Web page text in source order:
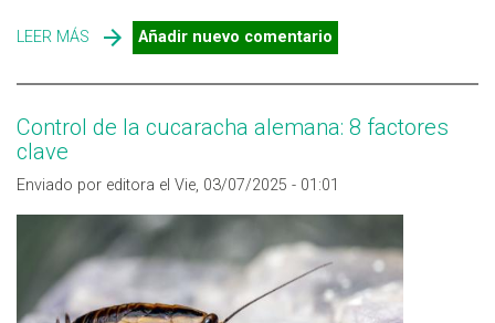
LEER MÁS SOBRE LA CE RENUEVA LA APROBACIÓN DEL
INSECTICIDA DINOTEFURÁN PARA BIOCIDAS TP18
Añadir nuevo comentario
Control de la cucaracha alemana: 8 factores
clave
Enviado por editora el Vie, 03/07/2025 - 01:01